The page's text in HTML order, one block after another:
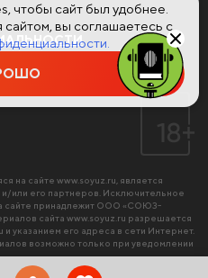
на сайте www.soyuz.ru, является
его партнеров. Исключительное
сайте принадлежит ООО «СОЮЗ-
сайта www.soyuz.ru разрешается
и указанием его адреса в сети Интернет.
возможно только при уведомлении
чтобы сайт был удобнее.
вы соглашаетесь с